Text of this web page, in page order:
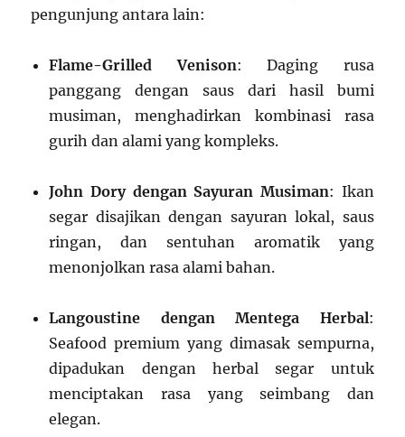
pengunjung antara lain:
Flame-Grilled Venison: Daging rusa
panggang dengan saus dari hasil bumi
musiman, menghadirkan kombinasi rasa
gurih dan alami yang kompleks.
John Dory dengan Sayuran Musiman: Ikan
segar disajikan dengan sayuran lokal, saus
ringan, dan sentuhan aromatik yang
menonjolkan rasa alami bahan.
Langoustine dengan Mentega Herbal:
Seafood premium yang dimasak sempurna,
dipadukan dengan herbal segar untuk
menciptakan rasa yang seimbang dan
elegan.